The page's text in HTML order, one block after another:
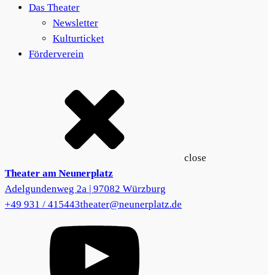
Das Theater
Newsletter
Kulturticket
Förderverein
close
Theater am Neunerplatz
Adelgundenweg 2a | 97082 Würzburg
+49 931 / 415443theater@neunerplatz.de